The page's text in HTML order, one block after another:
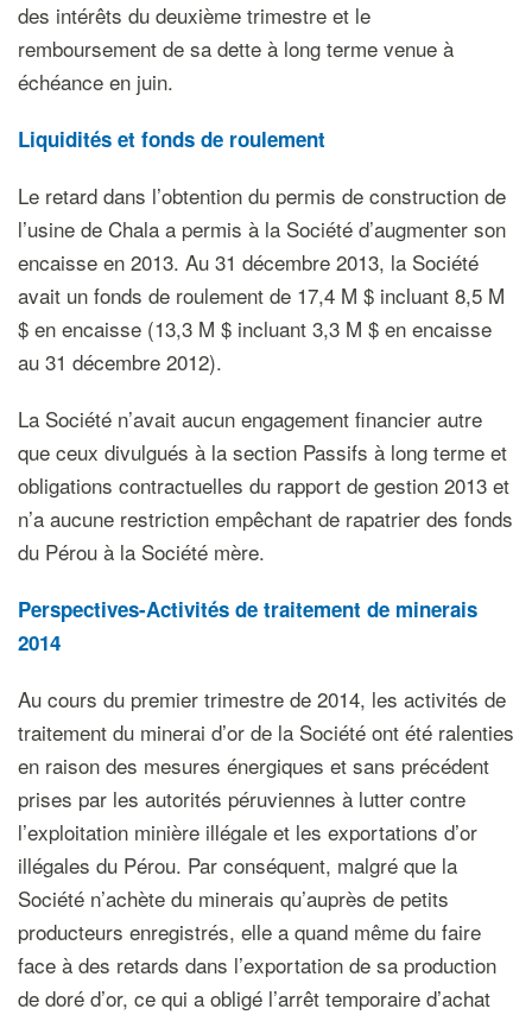
des intérêts du deuxième trimestre et le
remboursement de sa dette à long terme venue à
échéance en juin.
Liquidités et fonds de roulement
Le retard dans l’obtention du permis de construction de
l’usine de Chala a permis à la Société d’augmenter son
encaisse en 2013. Au 31 décembre 2013, la Société
avait un fonds de roulement de 17,4 M $ incluant 8,5 M
$ en encaisse (13,3 M $ incluant 3,3 M $ en encaisse
au 31 décembre 2012).
La Société n’avait aucun engagement financier autre
que ceux divulgués à la section Passifs à long terme et
obligations contractuelles du rapport de gestion 2013 et
n’a aucune restriction empêchant de rapatrier des fonds
du Pérou à la Société mère.
Perspectives-Activités de traitement de minerais
2014
Au cours du premier trimestre de 2014, les activités de
traitement du minerai d’or de la Société ont été ralenties
en raison des mesures énergiques et sans précédent
prises par les autorités péruviennes à lutter contre
l’exploitation minière illégale et les exportations d’or
illégales du Pérou. Par conséquent, malgré que la
Société n’achète du minerais qu’auprès de petits
producteurs enregistrés, elle a quand même du faire
face à des retards dans l’exportation de sa production
de doré d’or, ce qui a obligé l’arrêt temporaire d’achat